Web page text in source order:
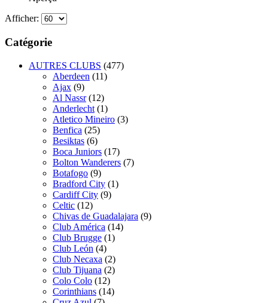
Afficher:
Catégorie
AUTRES CLUBS (477)
Aberdeen (11)
Ajax (9)
Al Nassr (12)
Anderlecht (1)
Atletico Mineiro (3)
Benfica (25)
Besiktas (6)
Boca Juniors (17)
Bolton Wanderers (7)
Botafogo (9)
Bradford City (1)
Cardiff City (9)
Celtic (12)
Chivas de Guadalajara (9)
Club América (14)
Club Brugge (1)
Club León (4)
Club Necaxa (2)
Club Tijuana (2)
Colo Colo (12)
Corinthians (14)